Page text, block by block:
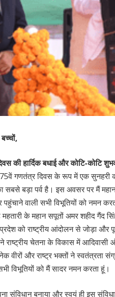
की हार्दिक बधाई और कोटि-कोटि
गणतंत्र दिवस के रूप में एक सुनहरी
सबसे बड़ा पर्व है। इस अवसर पर मैं
पहुंचाने वाली सभी विभूतियों को नमन
के महान सपूतों अमर शहीद गैंद
को राष्ट्रीय आंदोलन से जोड़ा और
चेतना के विकास में आदिवासी
और राष्ट्र भक्तों ने स्वतंत्रता
विभूतियों को मैं सादर नमन करता हूं।
संविधान बनाया और स्वयं ही इस